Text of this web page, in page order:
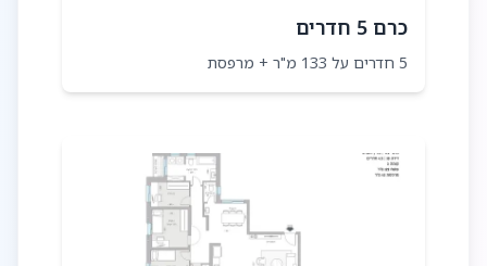
כרם 5 חדרים
5 חדרים על 133 מ"ר + מרפסת